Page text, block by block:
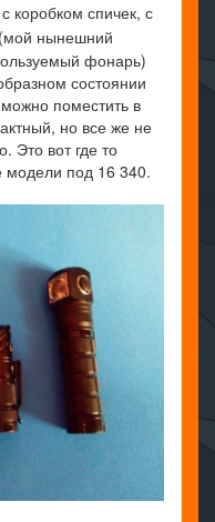
коробком спичек, с
(мой нынешний
фонарь)
состоянии
поместить в
но все же не
Это вот где то
модели под 16 340.